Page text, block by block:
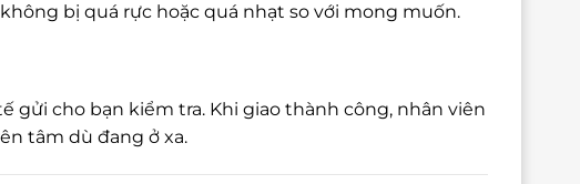
bị quá rực hoặc quá nhạt so với mong muốn.
gửi cho bạn kiểm tra. Khi giao thành công, nhân viên
tâm dù đang ở xa.